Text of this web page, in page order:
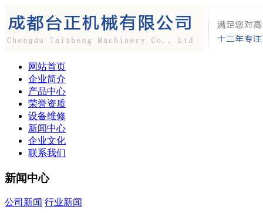
网站首页
企业简介
产品中心
荣誉资质
设备维修
新闻中心
企业文化
联系我们
新闻中心
公司新闻 行业新闻